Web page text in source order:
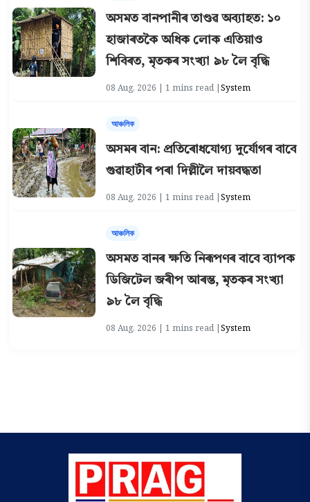
অসমত বানপানীৰ তাণ্ডৱ অব্যাহত: ১০
হাজাৰতকৈ অধিক লোক এতিয়াও
শিবিৰত, মৃতকৰ সংখ্যা ৯৮ লৈ বৃদ্ধি
08 Aug, 2026 | 1 mins read |System
আঞ্চলিক
অসমৰ বান: প্ৰতিৰোধযোগ্য দুৰ্যোগৰ বাবে
গুৱাহাটীৰ পৰা দিল্লীলৈ দায়বদ্ধতা
08 Aug, 2026 | 1 mins read |System
আঞ্চলিক
অসমত বানৰ ক্ষতি নিৰূপণৰ বাবে ব্যাপক
ডিজিটেল জৰীপ আৰম্ভ, মৃতকৰ সংখ্যা
৯৮ লৈ বৃদ্ধি
08 Aug, 2026 | 1 mins read |System